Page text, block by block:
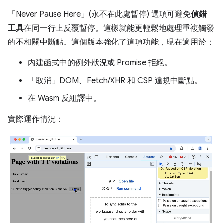
「Never Pause Here」(永不在此處暫停) 選項可避免偵錯
工具在同一行上反覆暫停。這樣就能更輕鬆地處理重複觸發
的不相關中斷點。這個版本強化了這項功能，現在適用於：
內建函式中的例外狀況或 Promise 拒絕。
「取消」DOM、Fetch/XHR 和 CSP 違規中斷點。
在 Wasm 反組譯中。
實際運作情況：